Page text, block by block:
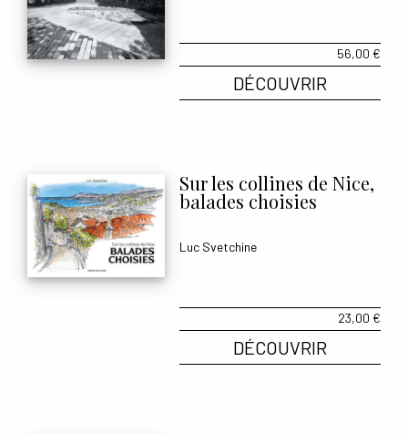
56,00 €
DÉCOUVRIR
Sur les collines de Nice,
balades choisies
Luc Svetchine
23,00 €
DÉCOUVRIR